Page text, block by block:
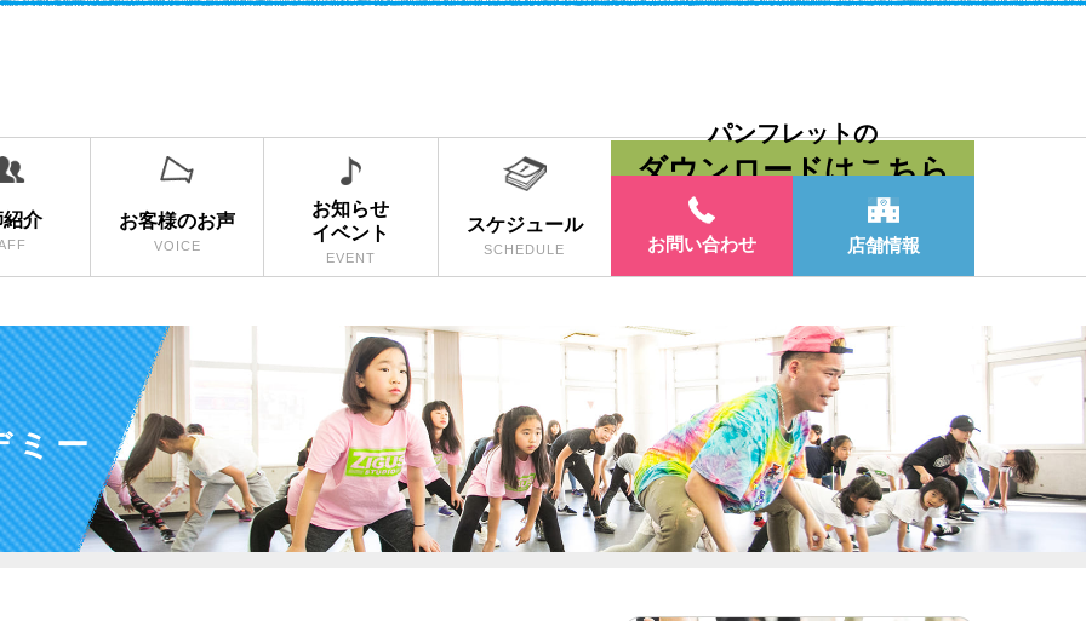
介 お客様のお声
VOICE
お知らせ
イベント
EVENT
スケジュール
SCHEDULE
パンフレットの
ダウンロードはこちら
お問い合わせ 店舗情報
ミー